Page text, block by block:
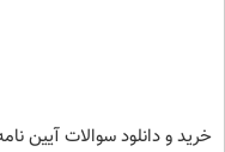
خرید و دانلود سوالات آیین